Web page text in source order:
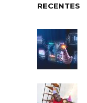
RECENTES